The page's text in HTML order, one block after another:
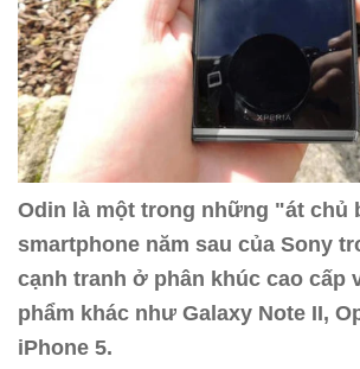
Odin là một trong những "át chủ
smartphone năm sau của Sony
cạnh tranh ở phân khúc cao cấp
phẩm khác như Galaxy Note II,
iPhone 5.